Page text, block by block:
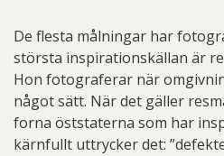
De flesta målningar har
största inspirationskällan är
Hon fotograferar när
något sätt. När det gäller
forna öststaterna som har
kärnfullt uttrycker det: